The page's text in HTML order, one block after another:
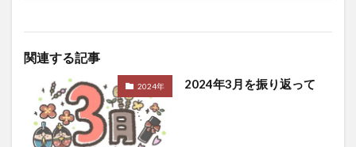
関連する記事
2024年 2024年3月を振り返って